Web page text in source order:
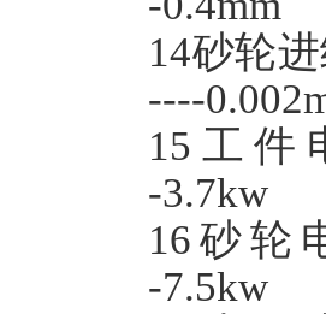
14砂轮
----0.002
15 工件
-3.7kw
16 砂轮
-7.5kw